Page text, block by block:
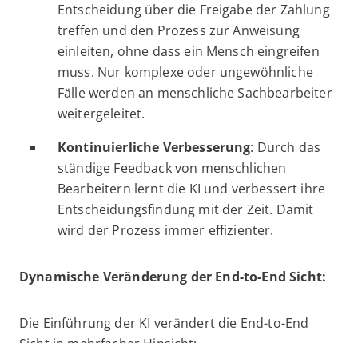
Entscheidung über die Freigabe der Zahlung
treffen und den Prozess zur Anweisung
einleiten, ohne dass ein Mensch eingreifen
muss. Nur komplexe oder ungewöhnliche
Fälle werden an menschliche Sachbearbeiter
weitergeleitet.
Kontinuierliche Verbesserung: Durch das
ständige Feedback von menschlichen
Bearbeitern lernt die KI und verbessert ihre
Entscheidungsfindung mit der Zeit. Damit
wird der Prozess immer effizienter.
Dynamische Veränderung der End-to-End Sicht:
Die Einführung der KI verändert die End-to-End